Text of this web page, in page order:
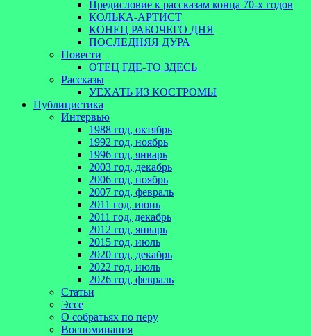
Предисловие к рассказам конца 70-х годов
КОЛЬКА-АРТИСТ
КОНЕЦ РАБОЧЕГО ДНЯ
ПОСЛЕДНЯЯ ДУРА
Повести
ОТЕЦ ГДЕ-ТО ЗДЕСЬ
Рассказы
УЕХАТЬ ИЗ КОСТРОМЫ
Публицистика
Интервью
1988 год, октябрь
1992 год, ноябрь
1996 год, январь
2003 год, декабрь
2006 год, ноябрь
2007 год, февраль
2011 год, июнь
2011 год, декабрь
2012 год, январь
2015 год, июль
2020 год, декабрь
2022 год, июль
2026 год, февраль
Статьи
Эссе
О собратьях по перу
Воспоминания